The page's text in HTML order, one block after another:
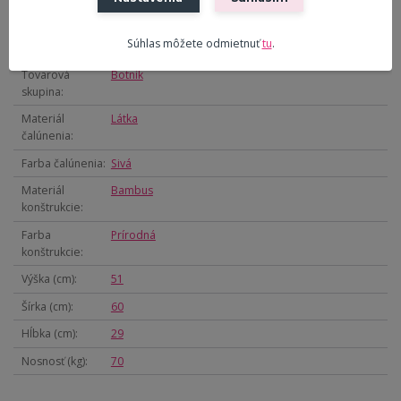
Tovarová
skupina
Botník
Materiál
čalúnenia
Látka
Farba čalúnenia
Sivá
Materiál
konštrukcie
Bambus
Farba
konštrukcie
Prírodná
Výška (cm)
51
Šírka (cm)
60
Hĺbka (cm)
29
Nosnosť (kg)
70
Súhlas môžete odmietnuťtu.